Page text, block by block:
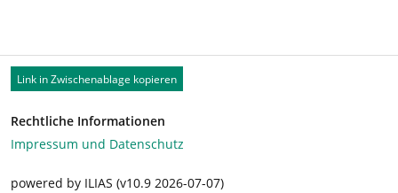
Link in Zwischenablage kopieren
Rechtliche Informationen
Impressum und Datenschutz
powered by ILIAS (v10.9 2026-07-07)